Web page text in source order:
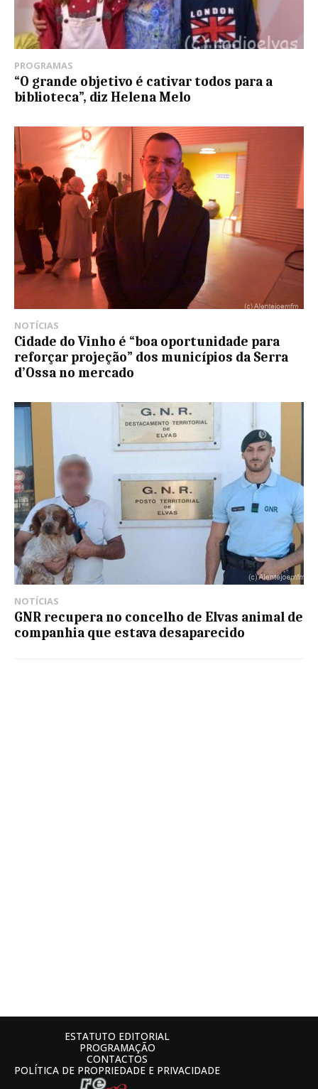
PROGRAMAS
“O grande objetivo é cativar todos para a
biblioteca”, diz Helena Melo
NOTÍCIAS
Cidade do Vinho é “boa oportunidade para
reforçar projeção” dos municípios da Serra
d’Ossa no mercado
NOTÍCIAS
GNR recupera no concelho de Elvas animal de
companhia que estava desaparecido
ESTATUTO EDITORIAL
PROGRAMAÇÃO
CONTACTOS
POLÍTICA DE PROPRIEDADE E PRIVACIDADE